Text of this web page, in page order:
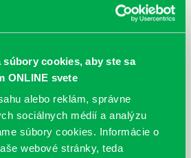
cookies, aby ste sa
ONLINE svete
alebo reklám, správne
sociálnych médií a analýzu
súbory cookies. Informácie o
webové stránky, teda